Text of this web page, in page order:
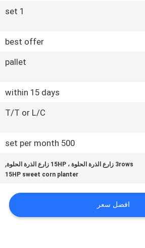
1 set
best offer
pallet
within 15 days
T/T or L/C
500 set per month
3rows زارع الذرة الحلوة ، 15HP زارع الذرة الحلوة ,
15HP sweet corn planter
افضل سعر